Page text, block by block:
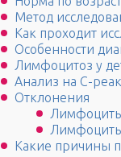
Метод
Как проходит
Особенности
Лимфоцитоз у
Анализ на С-
Отклонения
Какие причины